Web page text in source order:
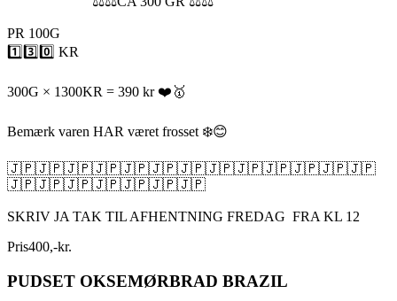
PR 100G
1️⃣3️⃣0️⃣ KR
300G × 1300KR = 390 kr ❤️🥇
Bemærk varen HAR været frosset ❄️😊
🇯🇵🇯🇵🇯🇵🇯🇵🇯🇵🇯🇵🇯🇵🇯🇵🇯🇵🇯🇵🇯🇵🇯🇵🇯🇵
🇯🇵🇯🇵🇯🇵🇯🇵🇯🇵🇯🇵🇯🇵
SKRIV JA TAK TIL AFHENTNING FREDAG FRA KL 12
Pris400,-kr.
PUDSET OKSEMØRBRAD BRAZIL